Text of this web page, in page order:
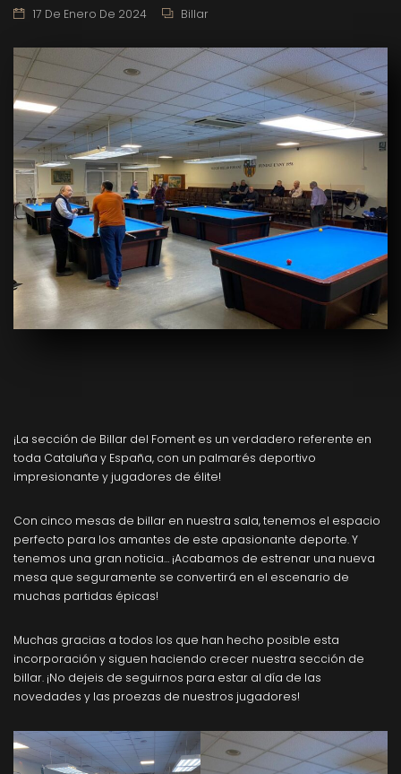
17 De Enero De 2024 Billar
¡La sección de Billar del Foment es un verdadero referente en
toda Cataluña y España, con un palmarés deportivo
impresionante y jugadores de élite!
Con cinco mesas de billar en nuestra sala, tenemos el espacio
perfecto para los amantes de este apasionante deporte. Y
tenemos una gran noticia… ¡Acabamos de estrenar una nueva
mesa que seguramente se convertirá en el escenario de
muchas partidas épicas!
Muchas gracias a todos los que han hecho posible esta
incorporación y siguen haciendo crecer nuestra sección de
billar. ¡No dejeis de seguirnos para estar al día de las
novedades y las proezas de nuestros jugadores!